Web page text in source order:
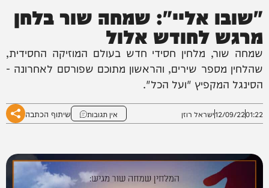
"שובו אליי": שמחה שור בלחן
מרגש לחודש אלול
שמחה שור, מלחין חסידי חדש בעולם המוזיקה החסידית,
שהלחין מספר שירים, והראשון מתוכם שפורסם לאחרונה -
הסינגל המקפיץ "ועל הכל".
01:22
12/09/22ישראל רוזן אין תגובות שיתוף הכתבה